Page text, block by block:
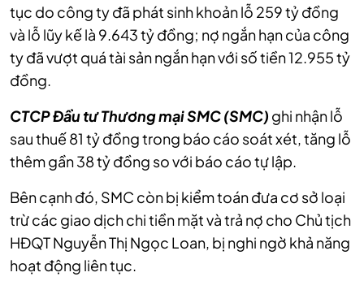
tục do công ty đã phát sinh khoản lỗ 259 tỷ đồng
và lỗ lũy kế là 9.643 tỷ đồng; nợ ngắn hạn của công
ty đã vượt quá tài sản ngắn hạn với số tiền 12.955 tỷ
CTCP Đầu tư Thương mại SMC (SMC) ghi nhận lỗ
sau thuế 81 tỷ đồng trong báo cáo soát xét, tăng lỗ
thêm gần 38 tỷ đồng so với báo cáo tự lập.
Bên cạnh đó, SMC còn bị kiểm toán đưa cơ sở loại
trừ các giao dịch chi tiền mặt và trả nợ cho Chủ tịch
HĐQT Nguyễn Thị Ngọc Loan, bị nghi ngờ khả năng
hoạt động liên tục.